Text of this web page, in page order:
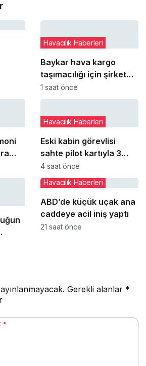
Baykar hava kargo
taşımacılığı için şirket
kurmaya hazırlanıyor
Havacılık Haberleri
1 saat önce
Eski kabin görevlisi
sahte pilot kartıyla 3
ABD hava yolu
şirketinden yüzlerce
ücretsiz uçuş aldı
Havacılık Haberleri
4 saat önce
ABD’de küçük uçak ana
caddeye acil iniş yaptı
Havacılık Haberleri
21 saat önce
Gerekli alanlar *
*